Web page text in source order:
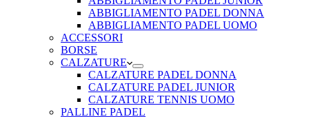
ABBIGLIAMENTO PADEL DONNA
ABBIGLIAMENTO PADEL UOMO
ACCESSORI
BORSE
CALZATURE
CALZATURE PADEL DONNA
CALZATURE PADEL JUNIOR
CALZATURE TENNIS UOMO
PALLINE PADEL